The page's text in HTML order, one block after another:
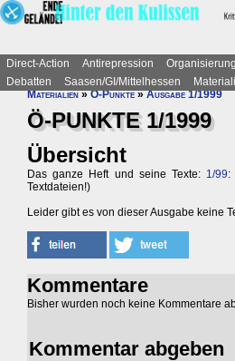
Direct-Action Antirepression Organisierung
Debatten
Saasen/GI/Mittelhessen
Materialien»Ö-Punkte»Ausgabe 1/1999
Ö-PUNKTE 1/1999
Übersicht
Das ganze Heft und seine Texte: 1/99:
Textdateien!)
Leider gibt es von dieser Ausgabe keine
Kommentare
Bisher wurden noch keine Kommentare
Kommentar abgeben